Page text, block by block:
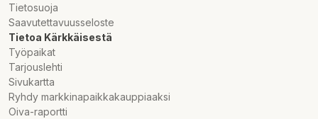
Tietosuoja
Saavutettavuusseloste
Tietoa Kärkkäisestä
Työpaikat
Tarjouslehti
Sivukartta
Ryhdy markkinapaikkakauppiaaksi
Oiva-raportti